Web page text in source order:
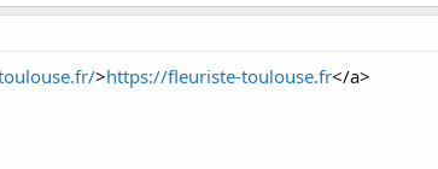
>https://fleuriste-toulouse.fr</a>